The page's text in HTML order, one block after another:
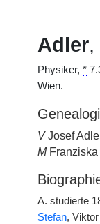
Adler,
Physiker, *
Wien.
VJosef
MFranziska
A. studierte
Stefan,